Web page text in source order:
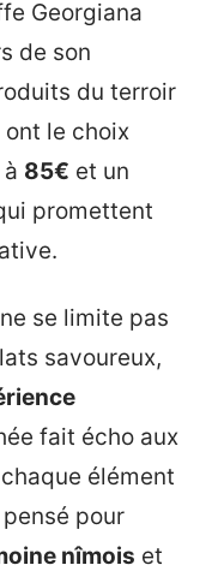
Georgiana
de son
du terroir
le choix
85€ et un
promettent
se limite pas
savoureux,
fait écho aux
élément
pour
nîmois et